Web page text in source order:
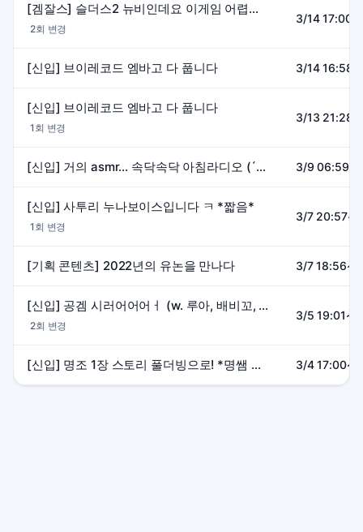
[겜잘스] 슬더스2 뉴비인데요 이게임 어렵나요? (찐짜모름) ㅎ
2회 변경
3/14
[신입] 브이레코드 엠바고 다 풉니다 3/14
[신입] 브이레코드 엠바고 다 풉니다
1회 변경
3/13
[신입] 거의 asmr... 속닥속닥 아침라디오 (´▽`) 3/9
[신입] 사투리 누나보이스입니다 ㅋ *짧음*
1회 변경
3/7
[기획 콘텐츠] 2022년의 유논을 만나다 3/7
[신입] 공겜 시러어어어ㅓ (w. 루아, 배비꼬, 그늘이야, 이토 제로)
2회 변경
3/5
[신입] 명조 1장 스토리 풀더빙으로! *명쌤 환영, 단 스포/훈수 과하게 ㄴㄴ* 3/4